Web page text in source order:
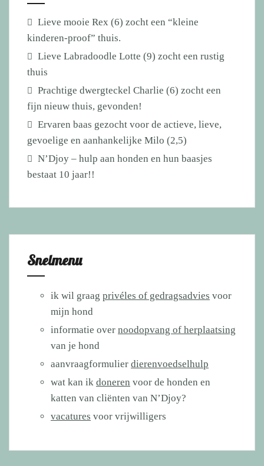
Lieve mooie Rex (6) zocht een “kleine
kinderen-proof” thuis.
Lieve Labradoodle Lotte (9) zocht een rustig
thuis
Prachtige dwergteckel Charlie (6) zocht een
fijn nieuw thuis, gevonden!
Ervaren baas gezocht voor de actieve, lieve,
gevoelige en aanhankelijke Milo (2,5)
N’Djoy – hulp aan honden en hun baasjes
bestaat 10 jaar!!
Snelmenu
ik wil graag privéles of gedragsadvies voor
mijn hond
informatie over noodopvang of herplaatsing
van je hond
aanvraagformulier dierenvoedselhulp
wat kan ik doneren voor de honden en
katten van cliënten van N’Djoy?
vacatures voor vrijwilligers